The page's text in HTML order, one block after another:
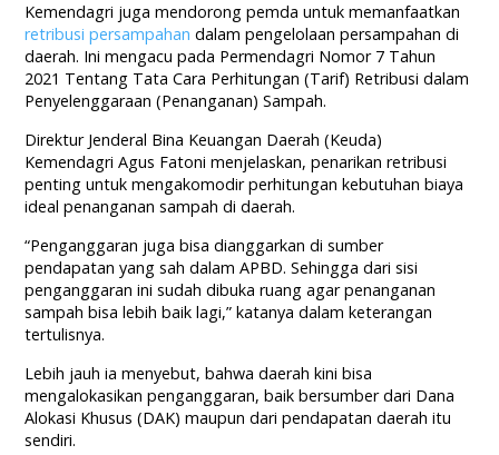
Kemendagri juga mendorong pemda untuk memanfaatkan
retribusi persampahan dalam pengelolaan persampahan di
daerah. Ini mengacu pada Permendagri Nomor 7 Tahun
2021 Tentang Tata Cara Perhitungan (Tarif) Retribusi dalam
Penyelenggaraan (Penanganan) Sampah.
Direktur Jenderal Bina Keuangan Daerah (Keuda)
Kemendagri Agus Fatoni menjelaskan, penarikan retribusi
penting untuk mengakomodir perhitungan kebutuhan biaya
ideal penanganan sampah di daerah.
“Penganggaran juga bisa dianggarkan di sumber
pendapatan yang sah dalam APBD. Sehingga dari sisi
penganggaran ini sudah dibuka ruang agar penanganan
sampah bisa lebih baik lagi,” katanya dalam keterangan
tertulisnya.
Lebih jauh ia menyebut, bahwa daerah kini bisa
mengalokasikan penganggaran, baik bersumber dari Dana
Alokasi Khusus (DAK) maupun dari pendapatan daerah itu
sendiri.